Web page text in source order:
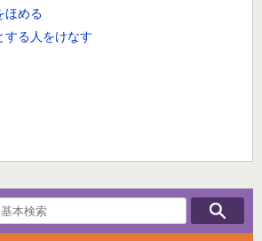
ほめる
する人をけなす